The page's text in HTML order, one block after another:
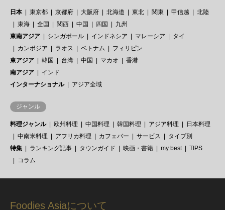
日本 東京都 京都府 大阪府 北海道 東北 関東 甲信越
北陸
東海
全国 関西 中国 四国
九州
東南アジア
シンガポール インドネシア マレーシア
タイ
カンボジア
ラオス ベトナム
フィリピン
東アジア
韓国 台湾 中国 マカオ
香港
南アジア
インド
インターナショナル
アジア全域
ジャンル
料理ジャンル 欧州料理 中国料理 韓国料理 アジア料理
日本料理
中南米料理
アフリカ料理 カフェバー サービス
タイプ別
特集
ランキング記事 タウンガイド 映画・書籍 my best
TIPS
コラム
Foodies Asiaについて